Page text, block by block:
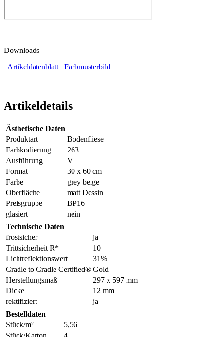
Downloads
Artikeldatenblatt
Farbmusterbild
Artikeldetails
Ästhetische Daten
Produktart
Bodenfliese
Farbkodierung
263
Ausführung
V
Format
30 x 60 cm
Farbe
grey beige
Oberfläche
matt Dessin
Preisgruppe
BP16
glasiert
nein
Technische Daten
frostsicher
ja
Trittsicherheit R*
10
Lichtreflektionswert
31%
Cradle to Cradle Certified® Gold
Herstellungsmaß
297 x 597 mm
Dicke
12 mm
rektifiziert
ja
Bestelldaten
Stück/m²
5,56
Stück/Karton
4